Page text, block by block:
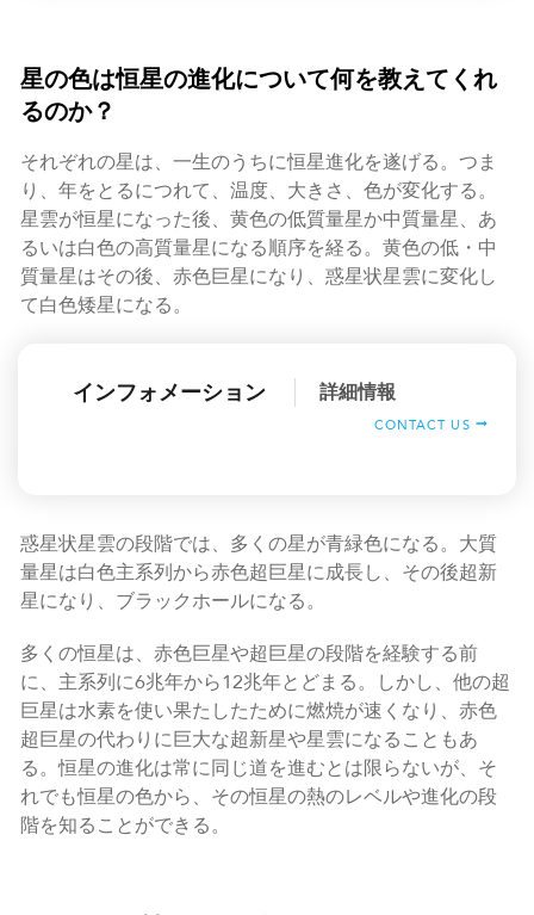
星の色は恒星の進化について何を教えてくれ
るのか？
それぞれの星は、一生のうちに恒星進化を遂げる。つま
り、年をとるにつれて、温度、大きさ、色が変化する。
星雲が恒星になった後、黄色の低質量星か中質量星、あ
るいは白色の高質量星になる順序を経る。黄色の低・中
質量星はその後、赤色巨星になり、惑星状星雲に変化し
て白色矮星になる。
インフォメーション 詳細情報
CONTACT US
惑星状星雲の段階では、多くの星が青緑色になる。大質
量星は白色主系列から赤色超巨星に成長し、その後超新
星になり、ブラックホールになる。
多くの恒星は、赤色巨星や超巨星の段階を経験する前
に、主系列に6兆年から12兆年とどまる。しかし、他の超
巨星は水素を使い果たしたために燃焼が速くなり、赤色
超巨星の代わりに巨大な超新星や星雲になることもあ
る。恒星の進化は常に同じ道を進むとは限らないが、そ
れでも恒星の色から、その恒星の熱のレベルや進化の段
階を知ることができる。